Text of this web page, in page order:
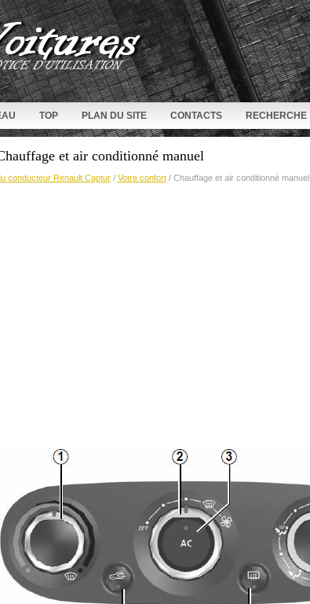
TOP PLAN DU SITE CONTACTS RECHERCHE
et air conditionné manuel
conducteur Renault Captur/ Votre confort/ Chauffage et air conditionné manuel